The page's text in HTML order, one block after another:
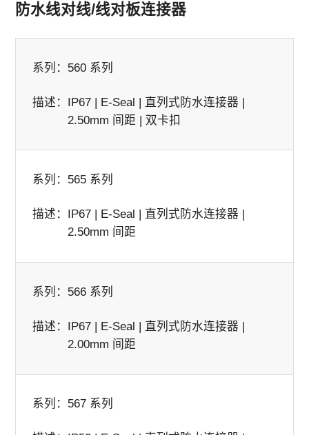
防水线对线/线对板连接器
系列： 560 系列
描述： IP67 | E-Seal | 直列式防水连接器 |
2.50mm 间距 | 双卡扣
系列： 565 系列
描述：
IP67 | E-Seal | 直列式防水连接器 |
2.50mm 间距
系列： 566 系列
描述： IP67 | E-Seal | 直列式防水连接器 |
2.00mm 间距
系列： 567 系列